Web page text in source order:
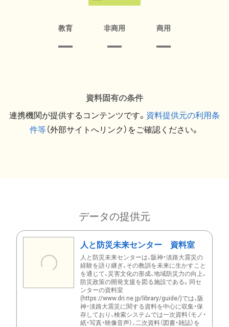
教育 非商用 商用
資料固有の条件
連携機関が提供するコンテンツです。 資料提供元の利用条
件等（外部サイトへリンク）をご確認ください。
データの提供元
人と防災未来センター 資料室
人と防災未来センターは、阪神・淡路大震災の
経験を語り継ぎ、その教訓を未来に生かすこと
を通じて、災害文化の形成、地域防災力の向上、
防災政策の開発支援を図る施設である。同セ
ンターの資料室
(https://www.dri.ne.jp/library/guide/)では、阪
神・淡路大震災に関する資料を中心に収集・保
存しており、検索システムでは一次資料（モノ・
紙・写真・映像音声）、二次資料（図書・雑誌）を